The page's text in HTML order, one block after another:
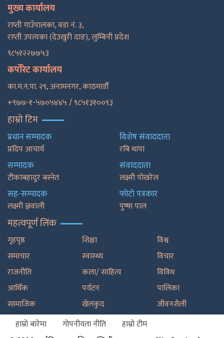
मुख्य कार्यालय
राप्ती गाउँपालका, वडा नं. ३,
राप्ती उपत्यका (देउखुरी दाङ), लुम्बिनी प्रदेश
९८५१२२७७५३
कर्पोरेट कार्यालय
का.म.न.पा. २९, अनामनगर, काठमाडाैँ
+९७७-१-५७०५४४५ / ९८५१३१००९३
हाम्रो टिम
प्रधान सम्पादक
प्रदिप आचार्य
सम्पादक
टीकाबहादुर बस्नेत
सह-सम्पादक
लक्ष्मी ज्ञवाली
विशेष संवाददाता
रबि थापा
संवाददाता
लक्ष्मी पोखरेल
फाेटाे पत्रकार
पुष्षा पाल
महत्वपूर्ण लिंक
गृहपृष्ठ
समाचार
राजनीति
आर्थिक
सामाजिक
शिक्षा
स्वास्थ्य
कला/ साहित्य
पर्यटन
खेलकुद
विश्व
विचार
विविध
पालिका
जीवनशैली
हाम्रो बारेमा
गोपनीयता नीति
हाम्रो टीम